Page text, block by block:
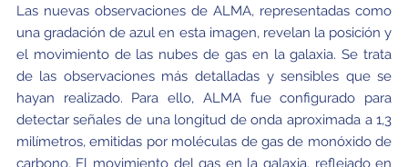
Las nuevas observaciones de ALMA, representadas como
una gradación de azul en esta imagen, revelan la posición y
el movimiento de las nubes de gas en la galaxia. Se trata
de las observaciones más detalladas y sensibles que se
hayan realizado. Para ello, ALMA fue configurado para
detectar señales de una longitud de onda aproximada a 1,3
milímetros, emitidas por moléculas de gas de monóxido de
carbono. El movimiento del gas en la galaxia, reflejado en